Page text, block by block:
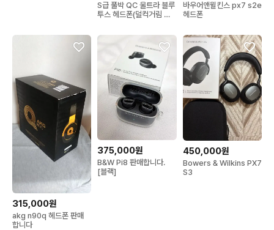
S급 풀박 QC 울트라 블루
투스 헤드폰(덜컥거림 없
바우어앤윌킨스 px7 s2e
헤드폰
315,000원
akg n90q 헤드폰 판매
합니다
375,000원
B&W Pi8 판매합니다.
[블랙]
450,000원
Bowers & Wilkins PX7
S3